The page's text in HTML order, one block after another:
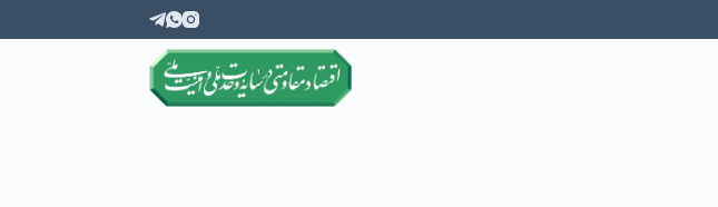
انتقادات و پیشنهادات